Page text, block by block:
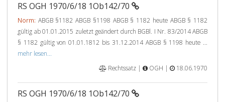
RS OGH 1970/6/18 1Ob142/70
Norm: ABGB §1182 ABGB §1198 ABGB § 1182 heute ABGB § 1182
gültig ab 01.01.2015 zuletzt geändert durch BGBl. I Nr. 83/2014 ABGB
§ 1182 gültig von 01.01.1812 bis 31.12.2014 ABGB § 1198 heute ...
mehr lesen...
Rechtssatz |
OGH | 18.06.1970
RS OGH 1970/6/18 1Ob142/70